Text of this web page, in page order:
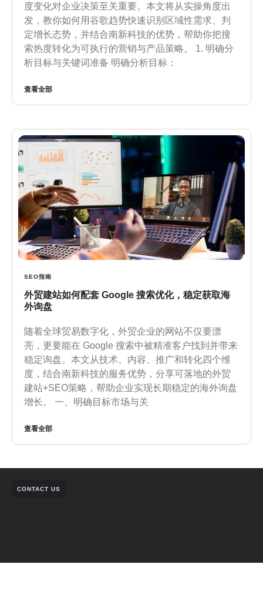
度变化对企业决策至关重要。本文将从实操角度出
发，教你如何用谷歌趋势快速识别区域性需求、判
定增长态势，并结合南新科技的优势，帮助你把搜
索热度转化为可执行的营销与产品策略。 1. 明确分
析目标与关键词准备 明确分析目标：
查看全部
SEO指南
外贸建站如何配套 Google 搜索优化，稳定获取海
外询盘
随着全球贸易数字化，外贸企业的网站不仅要漂
亮，更要能在 Google 搜索中被精准客户找到并带来
稳定询盘。本文从技术、内容、推广和转化四个维
度，结合南新科技的服务优势，分享可落地的外贸
建站+SEO策略，帮助企业实现长期稳定的海外询盘
增长。 一、明确目标市场与关
查看全部
CONTACT US